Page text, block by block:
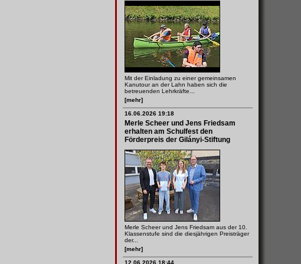
Mit der Einladung zu einer gemeinsamen
Kanutour an der Lahn haben sich die
betreuenden Lehrkräfte...
[mehr]
16.06.2026 19:18
Merle Scheer und Jens Friedsam
erhalten am Schulfest den
Förderpreis der Gilányi-Stiftung
Merle Scheer und Jens Friedsam aus der 10.
Klassenstufe sind die diesjährigen Preisträger
der...
[mehr]
12.06.2026 18:44